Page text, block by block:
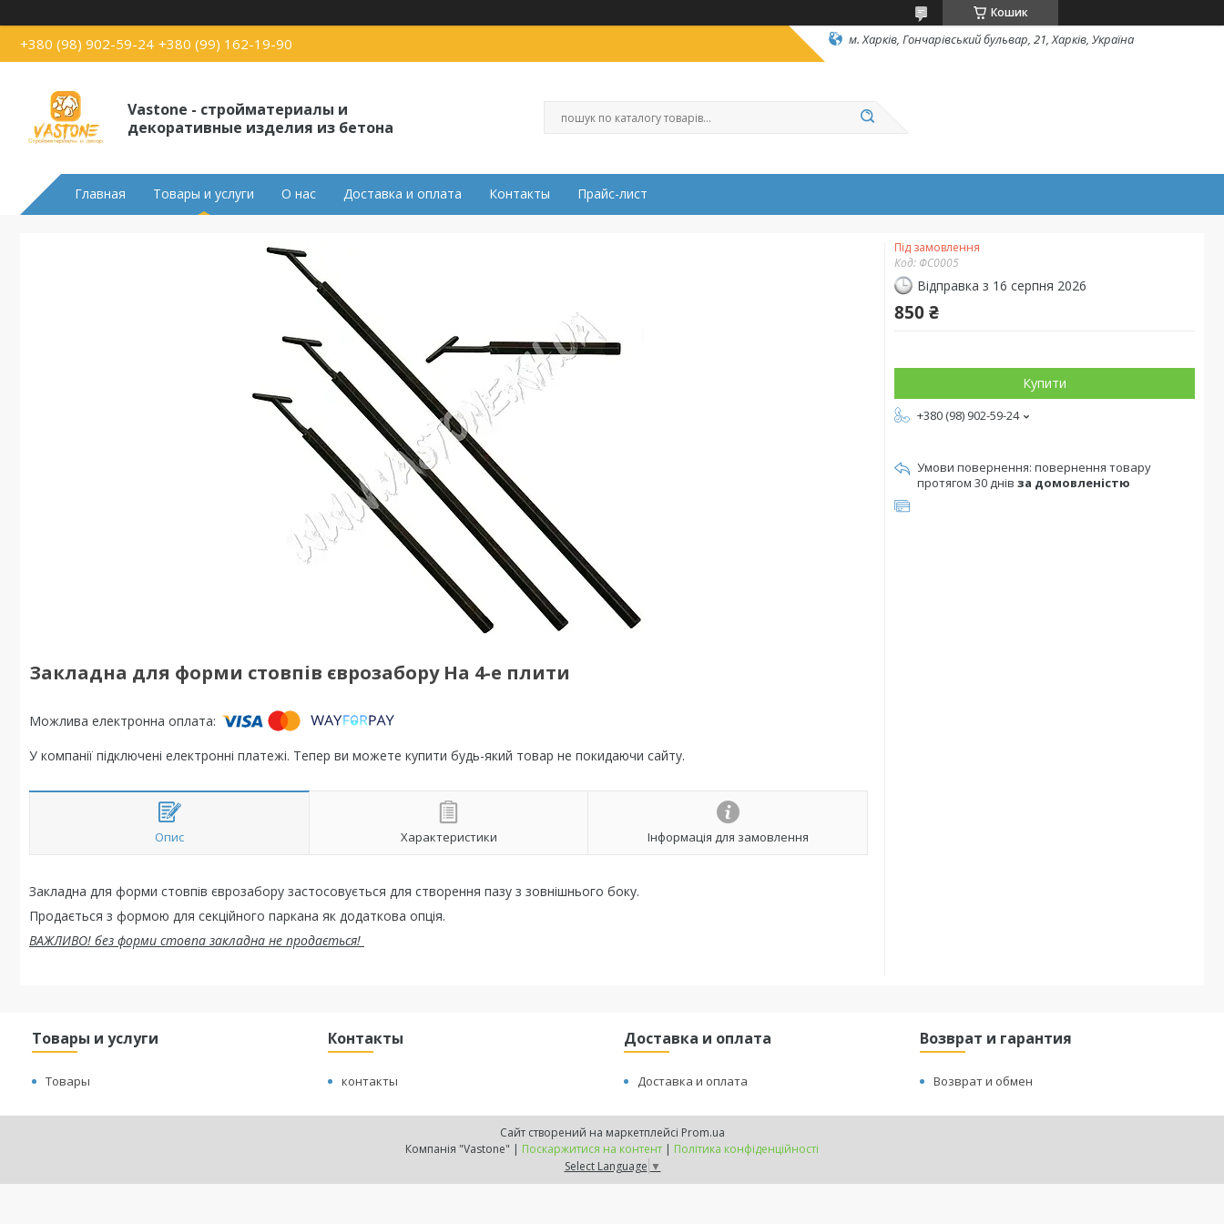
Кошик
+380 (98) 902-59-24 +380 (99) 162-19-90 м. Харків, Гончарівський бульвар, 21, Харків, Україна
Vastone - стройматериалы и
декоративные изделия из бетона
Главная Товары и услуги О нас Доставка и оплата Контакты Прайс-лист
Закладна для форми стовпів єврозабору На 4-е плити
У компанії підключені електронні платежі. Тепер ви можете купити будь-який товар не покидаючи сайту.
Опис Характеристики Інформація для замовлення
Закладна для форми стовпів єврозабору застосовується для створення пазу з зовнішнього боку.
Продається з формою для секційного паркана як додаткова опція.
ВАЖЛИВО! без форми стовпа закладна не продається!
Під замовлення
Код: ФС0005
Відправка з 16 серпня 2026
850 ₴
Купити
+380 (98) 902-59-24
повернення товару
протягом 30 днів за домовленістю
Товары и услуги
Товары
Контакты
контакты
Доставка и оплата
Доставка и оплата
Возврат и гарантия
Возврат и обмен
Сайт створений на маркетплейсі Prom.ua
Компанія "Vastone" | Поскаржитися на контент | Політика конфіденційності
Select Language ▼